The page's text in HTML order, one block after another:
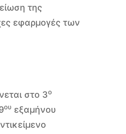
της
εφαρμογές των
στο 3ο
ου εξαμήνου